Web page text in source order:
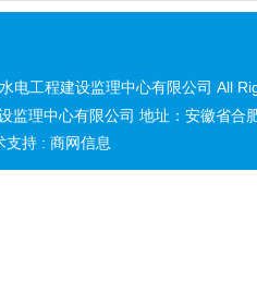
电工程建设监理中心有限公司 All
监理中心有限公司 地址：安徽省
支持 : 商网信息